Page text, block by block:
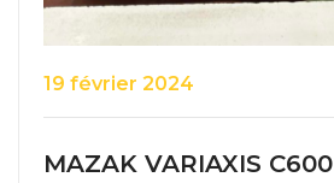
19 février 2024
MAZAK VARIAXIS C600